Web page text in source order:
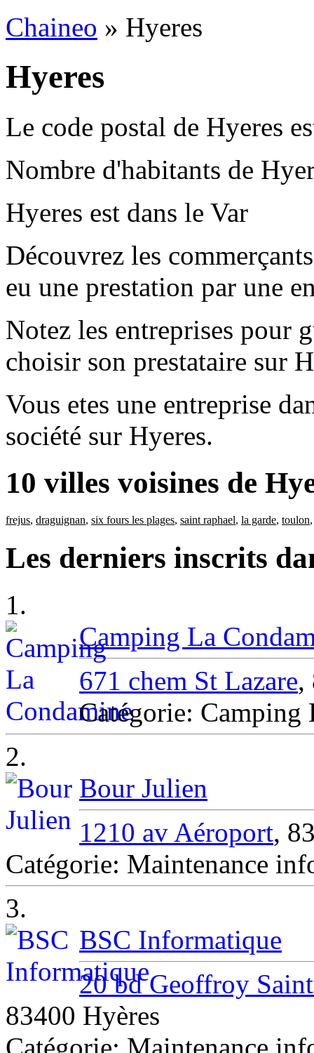
Chaineo » Hyeres
Hyeres
Le code postal de Hyeres
Nombre d'habitants de
Hyeres est dans le Var
Découvrez les
eu une prestation par une
Notez les entreprises pour
choisir son prestataire sur
Vous etes une entreprise
société sur Hyeres.
10 villes voisines de
frejus, draguignan, six fours les plages, saint raphael, la garde, toulon
Les derniers inscrits
1.
Camping La
671 chem St Lazare,
Catégorie: Camping
2.
Bour Julien
1210 av Aéroport,
Catégorie: Maintenance
3.
BSC Informatique
20 bd Geoffroy
83400 Hyères
Catégorie: Maintenance